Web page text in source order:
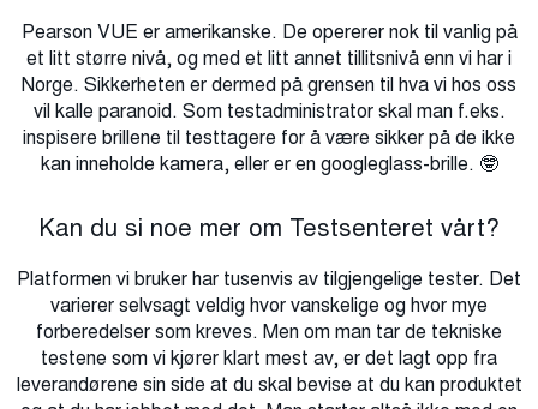
Pearson VUE er amerikanske. De opererer nok til vanlig på
et litt større nivå, og med et litt annet tillitsnivå enn vi har i
Norge. Sikkerheten er dermed på grensen til hva vi hos oss
vil kalle paranoid. Som testadministrator skal man f.eks.
inspisere brillene til testtagere for å være sikker på de ikke
kan inneholde kamera, eller er en googleglass-brille. 🤓
Kan du si noe mer om Testsenteret vårt?
Platformen vi bruker har tusenvis av tilgjengelige tester. Det
varierer selvsagt veldig hvor vanskelige og hvor mye
forberedelser som kreves. Men om man tar de tekniske
testene som vi kjører klart mest av, er det lagt opp fra
leverandørene sin side at du skal bevise at du kan produktet